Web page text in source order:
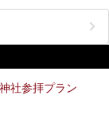
隣にお住いの方はぜ
社参拝プラン